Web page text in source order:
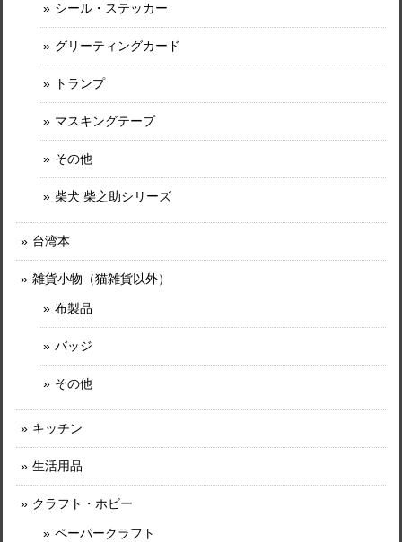
シール・ステッカー
グリーティングカード
トランプ
マスキングテープ
その他
柴犬 柴之助シリーズ
台湾本
雑貨小物（猫雑貨以外）
布製品
バッジ
その他
キッチン
生活用品
クラフト・ホビー
ペーパークラフト